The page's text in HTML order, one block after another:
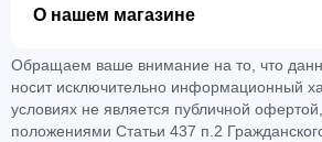
О нашем магазине
Обращаем ваше внимание на то, что
носит исключительно информационный
условиях не является публичной
положениями Статьи 437 п.2